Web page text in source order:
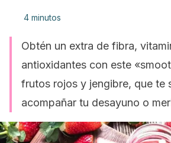
4 minutos
Obtén un extra de fibra,
antioxidantes con este
frutos rojos y jengibre, que te
acompañar tu desayuno o